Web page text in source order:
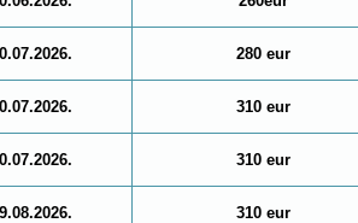
280 eur
310 eur
310 eur
310 eur